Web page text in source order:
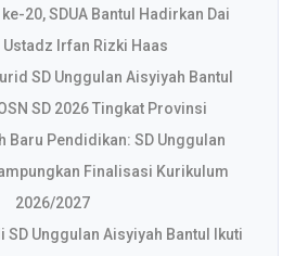
20, SDUA Bantul Hadirkan Dai
Irfan Rizki Haas
SD Unggulan Aisyiyah Bantul
SD 2026 Tingkat Provinsi
Baru Pendidikan: SD Unggulan
Finalisasi Kurikulum
2026/2027
SD Unggulan Aisyiyah Bantul Ikuti